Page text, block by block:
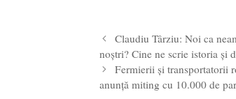
Claudiu Târziu: Noi ca
noștri? Cine ne scrie istoria și
Fermierii și transportatorii
anunță miting cu 10.000 de